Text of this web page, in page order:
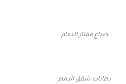
صباغ ممتاز الدمام
دهانات شقق الدمام